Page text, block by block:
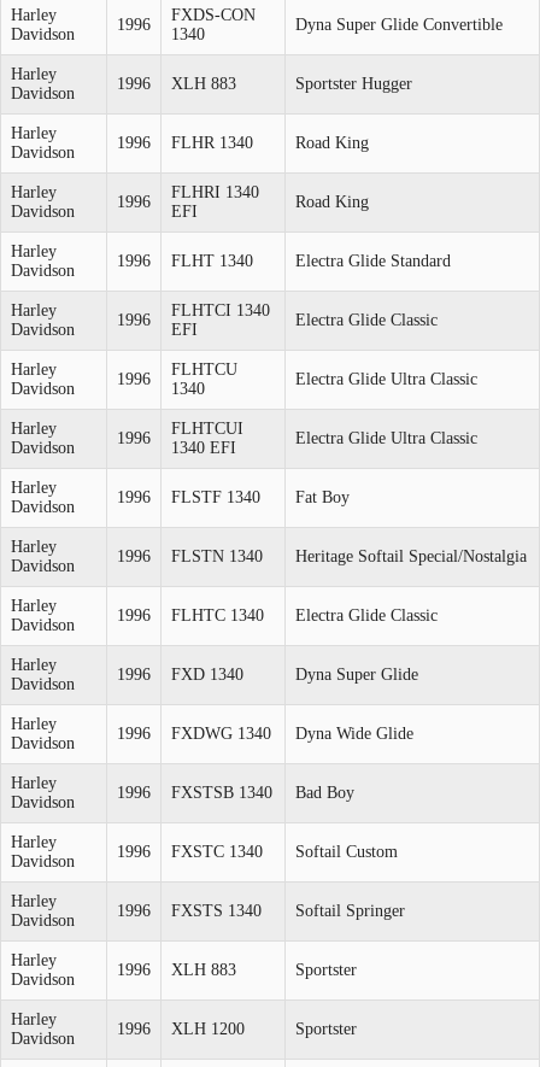
Harley
Davidson
1996
FXDS-CON
1340
Dyna Super Glide Convertible
Harley
Davidson
1996 XLH 883 Sportster Hugger
Harley
Davidson
1996 FLHR 1340 Road King
Harley
Davidson
1996
FLHRI 1340
EFI
Road King
Harley
Davidson
1996 FLHT 1340 Electra Glide Standard
Harley
Davidson
1996
FLHTCI 1340
EFI
Electra Glide Classic
Harley
Davidson
1996
FLHTCU
1340
Electra Glide Ultra Classic
Harley
Davidson
1996
FLHTCUI
1340 EFI
Electra Glide Ultra Classic
Harley
Davidson
1996 FLSTF 1340 Fat Boy
Harley
Davidson
1996 FLSTN 1340 Heritage Softail Special/Nostalgia
Harley
Davidson
1996 FLHTC 1340 Electra Glide Classic
Harley
Davidson
1996 FXD 1340 Dyna Super Glide
Harley
Davidson
1996 FXDWG 1340 Dyna Wide Glide
Harley
Davidson
1996 FXSTSB 1340 Bad Boy
Harley
Davidson
1996 FXSTC 1340 Softail Custom
Harley
Davidson
1996 FXSTS 1340 Softail Springer
Harley
Davidson
1996 XLH 883 Sportster
Harley
Davidson
1996 XLH 1200 Sportster